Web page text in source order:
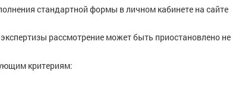
стандартной формы в личном кабинете на сайте
рассмотрение может быть приостановлено не
критериям: